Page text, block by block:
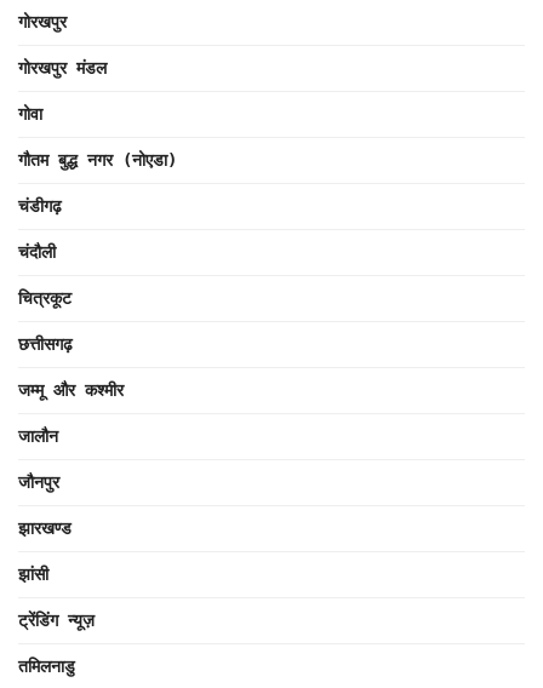
गोरखपुर
गोरखपुर मंडल
गोवा
गौतम बुद्ध नगर (नोएडा)
चंडीगढ़
चंदौली
चित्रकूट
छत्तीसगढ़
जम्मू और कश्मीर
जालौन
जौनपुर
झारखण्ड
झांसी
ट्रेंडिंग न्यूज़
तमिलनाडु